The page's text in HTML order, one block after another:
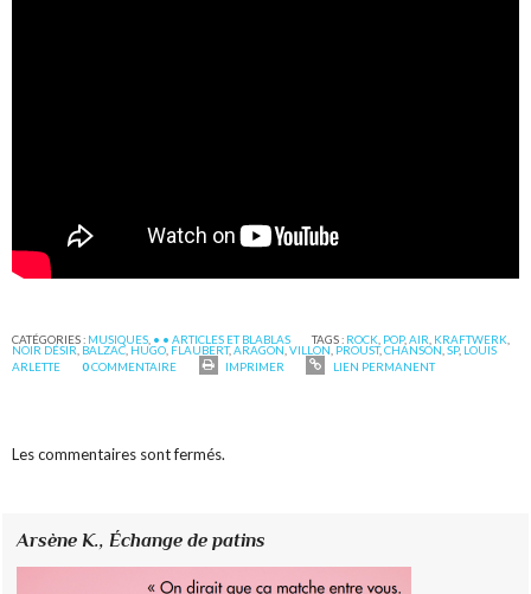
CATÉGORIES : MUSIQUES • • ARTICLES ET BLABLAS TAGS : ROCK POP,AIR KRAFTWERK
NOIR DÉSIR BALZAC HUGO FLAUBERT,ARAGON ,VILLON PROUST,CHANSON ,SP, LOUIS
ARLETTE
0COMMENTAIRE IMPRIMER LIEN PERMANENT
Les commentaires sont fermés.
Arsène K.,Échange de patins